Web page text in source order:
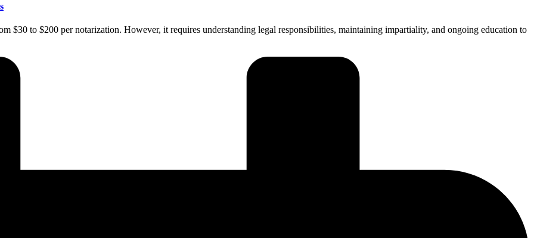
$30 to $200 per notarization. However, it requires understanding legal responsibilities, maintaining impartiality, and ongoing education to